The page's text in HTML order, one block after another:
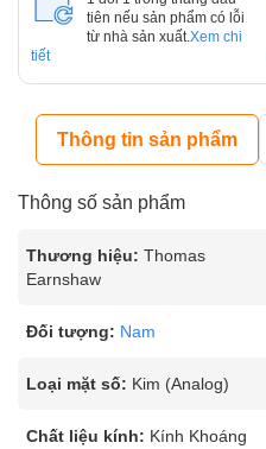
tiên nếu sản phẩm có lỗi
từ nhà sản xuất. Xem chi
tiết
Thông tin sản phẩm
Thông số sản phẩm
Thương hiệu: Thomas
Earnshaw
Đối tượng: Nam
Loại mặt số: Kim (Analog)
Chất liệu kính: Kính Khoáng